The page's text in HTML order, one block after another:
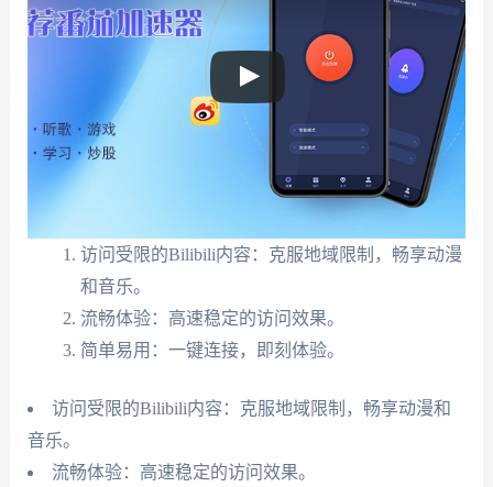
访问受限的Bilibili内容：克服地域限制，畅享动漫
和音乐。
流畅体验：高速稳定的访问效果。
简单易用：一键连接，即刻体验。
访问受限的Bilibili内容：克服地域限制，畅享动漫和
音乐。
流畅体验：高速稳定的访问效果。